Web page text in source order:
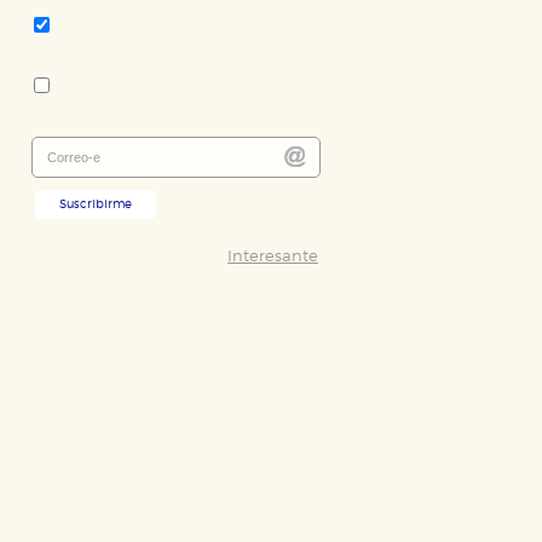
Suscribirme
Interesante
RECHAZAR TODO
nuestro sistema. Es posible
de nuestro sitio web. Almacenan
es agregada y, por lo